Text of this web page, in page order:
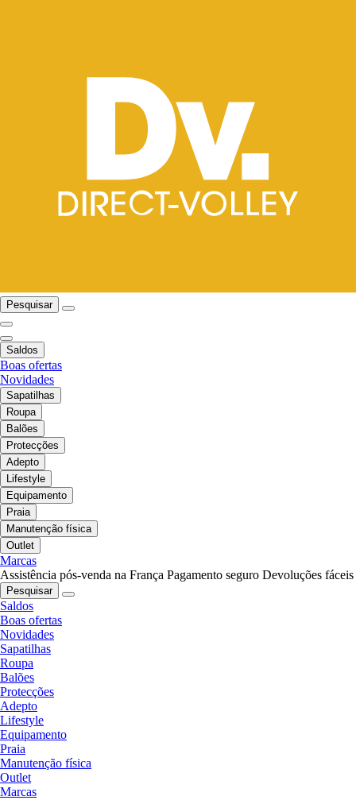
Pesquisar
Saldos
Boas ofertas
Novidades
Sapatilhas
Roupa
Balões
Protecções
Adepto
Lifestyle
Equipamento
Praia
Manutenção física
Outlet
Marcas
Assistência pós-venda na França Pagamento seguro Devoluções fáceis
Pesquisar
Saldos
Boas ofertas
Novidades
Sapatilhas
Roupa
Balões
Protecções
Adepto
Lifestyle
Equipamento
Praia
Manutenção física
Outlet
Marcas